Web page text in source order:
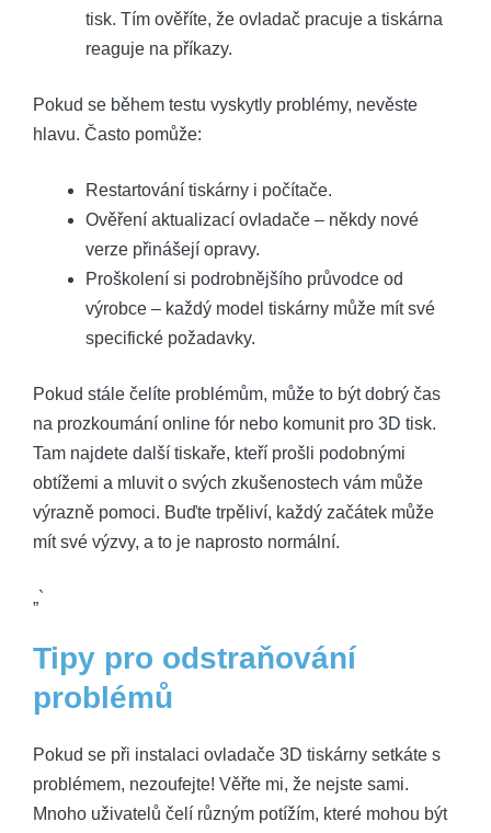
tisk. Tím ověříte, že ovladač pracuje a tiskárna
reaguje na příkazy.
Pokud se během testu vyskytly problémy, nevěste
hlavu. Často pomůže:
Restartování tiskárny i počítače.
Ověření aktualizací ovladače – někdy nové
verze přinášejí opravy.
Proškolení si podrobnějšího průvodce od
výrobce – každý model tiskárny může mít své
specifické požadavky.
Pokud stále čelíte problémům, může to být dobrý čas
na prozkoumání online fór nebo komunit pro 3D tisk.
Tam najdete další tiskaře, kteří prošli podobnými
obtížemi a mluvit o svých zkušenostech vám může
výrazně pomoci. Buďte trpěliví, každý začátek může
mít své výzvy, a to je naprosto normální.
„`
Tipy pro odstraňování
problémů
Pokud se při instalaci ovladače 3D tiskárny setkáte s
problémem, nezoufejte! Věřte mi, že nejste sami.
Mnoho uživatelů čelí různým potížím, které mohou být